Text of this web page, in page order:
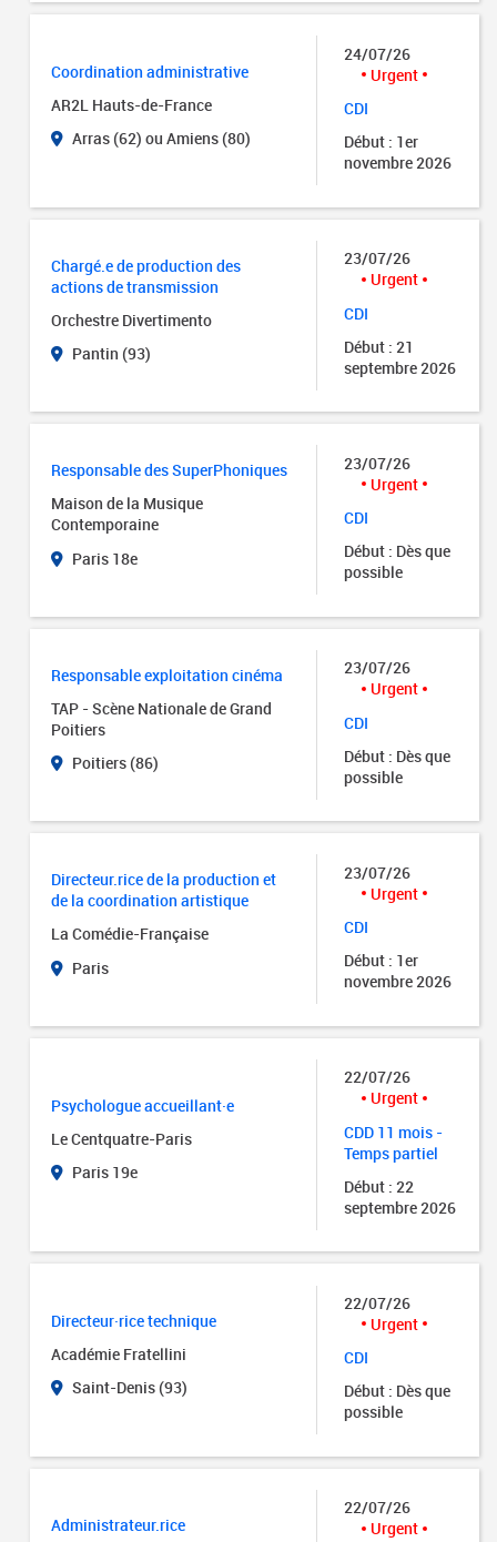
Coordination administrative
AR2L Hauts-de-France
Arras (62) ou Amiens (80)
24/07/26
Urgent
CDI
Début : 1er
novembre 2026
Chargé.e de production des
actions de transmission
Orchestre Divertimento
Pantin (93)
23/07/26
Urgent
CDI
Début : 21
septembre 2026
Responsable des SuperPhoniques
Maison de la Musique
Contemporaine
Paris 18e
23/07/26
Urgent
CDI
Début : Dès que
possible
Responsable exploitation cinéma
TAP - Scène Nationale de Grand
Poitiers
Poitiers (86)
23/07/26
Urgent
CDI
Début : Dès que
possible
Directeur.rice de la production et
de la coordination artistique
La Comédie-Française
Paris
23/07/26
Urgent
CDI
Début : 1er
novembre 2026
Psychologue accueillant·e
Le Centquatre-Paris
Paris 19e
22/07/26
Urgent
CDD 11 mois -
Temps partiel
Début : 22
septembre 2026
Directeur·rice technique
Académie Fratellini
Saint-Denis (93)
22/07/26
Urgent
CDI
Début : Dès que
possible
Administrateur.rice
22/07/26
Urgent